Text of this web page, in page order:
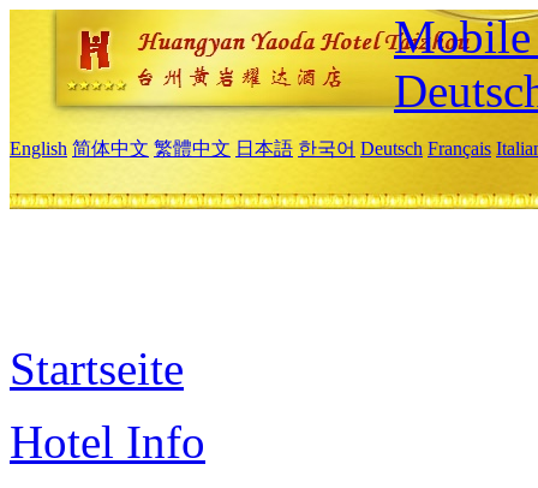
Mobile
English 简体中文 繁體中文 日本語 한국어 Deutsch Français
Startseite
Hotel Info